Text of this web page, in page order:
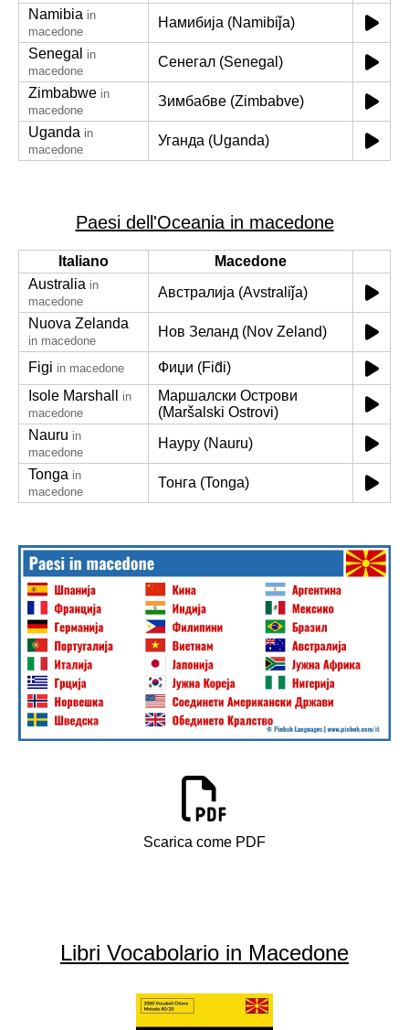
Namibia in
macedone
Намибија (Namibiǰa)
Senegal
in
macedone
Сенегал (Senegal)
Zimbabwe in
macedone
Зимбабве (Zimbabve)
Uganda in
macedone
Уганда (Uganda)
Paesi dell'Oceania in macedone
Italiano
Macedone
Australia in
macedone
Австралија (Avstraliǰa)
Nuova Zelanda
in macedone
Нов Зеланд (Nov Zeland)
Figi in macedone
Фиџи (Fid̂i)
Isole Marshall
in
macedone
Маршалски Острови
(Maršalski Ostrovi)
Nauru in
macedone
Науру (Nauru)
Tonga in
macedone
Тонга (Tonga)
Scarica come PDF
Libri Vocabolario in Macedone